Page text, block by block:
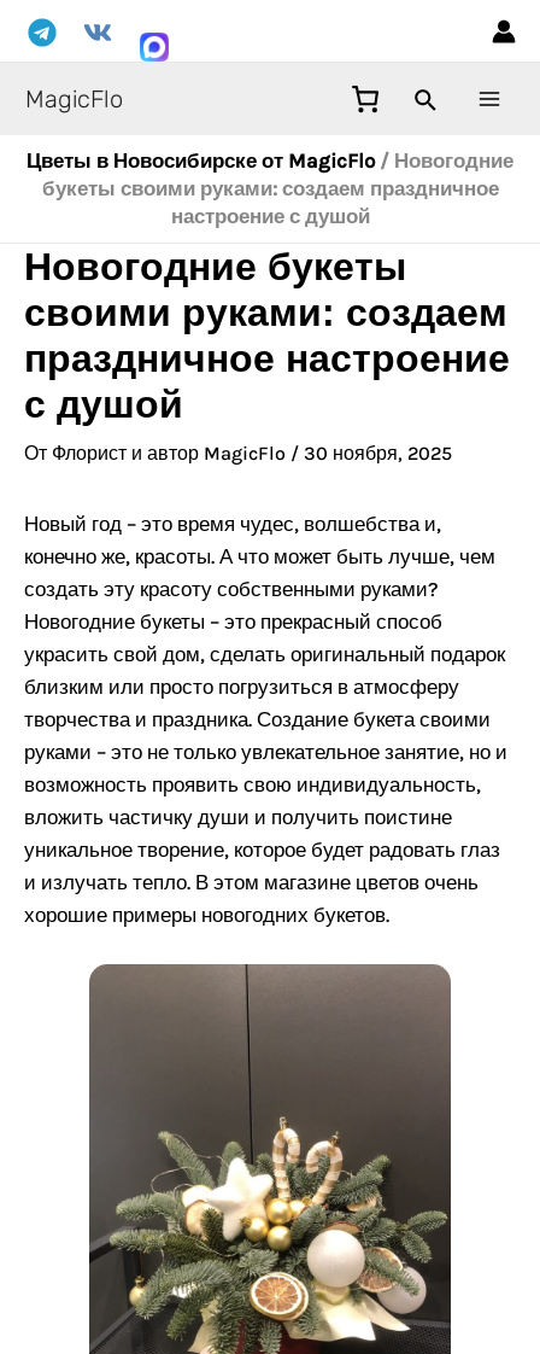
Перейти
MagicFlo
Цветы в Новосибирске от MagicFlo/ Новогодние
букеты своими руками: создаем праздничное
настроение с душой
Новогодние букеты
своими руками: создаем
праздничное настроение
с душой
От Флорист и автор MagicFlo / 30 ноября, 2025
Новый год – это время чудес, волшебства и,
конечно же, красоты. А что может быть лучше, чем
создать эту красоту собственными руками?
Новогодние букеты – это прекрасный способ
украсить свой дом, сделать оригинальный подарок
близким или просто погрузиться в атмосферу
творчества и праздника. Создание букета своими
руками – это не только увлекательное занятие, но и
возможность проявить свою индивидуальность,
вложить частичку души и получить поистине
уникальное творение, которое будет радовать глаз
и излучать тепло. В этом магазине цветов очень
хорошие примеры новогодних букетов.
Навигация
по